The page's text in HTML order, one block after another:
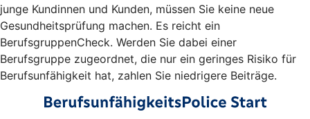
junge Kundinnen und Kunden, müssen Sie keine neue
Gesundheitsprüfung machen. Es reicht ein
BerufsgruppenCheck. Werden Sie dabei einer
Berufsgruppe zugeordnet, die nur ein geringes Risiko für
Berufsunfähigkeit hat, zahlen Sie niedrigere Beiträge.